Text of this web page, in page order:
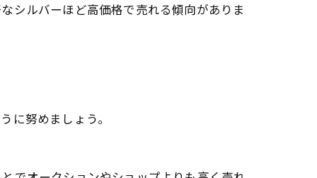
シルバーほど高価格で売れる傾向がありま
に努めましょう。